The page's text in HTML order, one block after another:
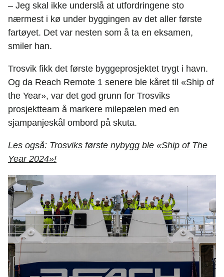
– Jeg skal ikke underslå at utfordringene sto
nærmest i kø under byggingen av det aller første
fartøyet. Det var nesten som å ta en eksamen,
smiler han.
Trosvik fikk det første byggeprosjektet trygt i havn.
Og da Reach Remote 1 senere ble kåret til «Ship of
the Year», var det god grunn for Trosviks
prosjektteam å markere milepælen med en
sjampanjeskål ombord på skuta.
Les også: Trosviks første nybygg ble «Ship of The
Year 2024»!